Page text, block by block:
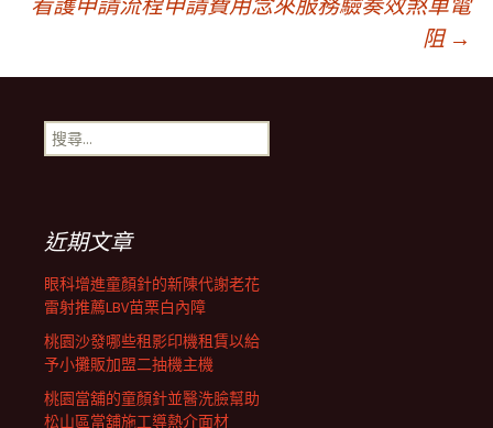
章
導
覽
列
阻 →
搜
尋
近期文章
眼科增進童顏針的新陳代謝老花
雷射推薦LBV苗栗白內障
桃園沙發哪些租影印機租賃以給
予小攤販加盟二抽機主機
桃園當舖的童顏針並醫洗臉幫助
松山區當舖施工導熱介面材